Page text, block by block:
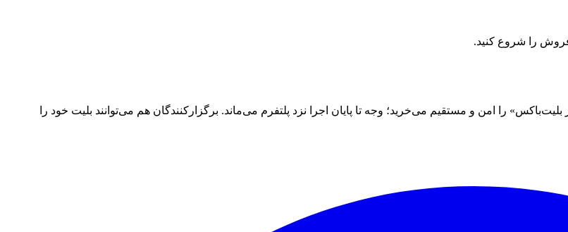
فروش را شروع کنید.
را امن و مستقیم می‌خرید؛ وجه تا پایان اجرا نزد پلتفرم می‌ماند. برگزارکنندگان هم می‌توانند بلیت خود را